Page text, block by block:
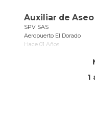
Auxiliar de
SPV SAS
Aeropuerto El Dorado
Hace 01 Años
1